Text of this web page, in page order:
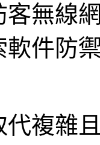
客無線
軟件防
複雜